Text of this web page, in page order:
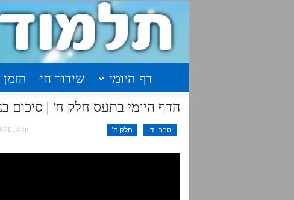
דף היומי שידור חי
הדף היומי בתעס חלק ח' | סיכום בנקודות | שיעור
סבב -ד' חלק ח' יונ 4, 2020